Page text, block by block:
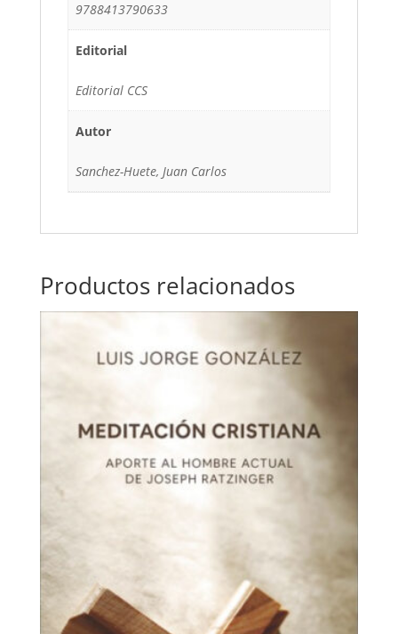
9788413790633
Editorial
Editorial CCS
Autor
Sanchez-Huete, Juan Carlos
Productos relacionados